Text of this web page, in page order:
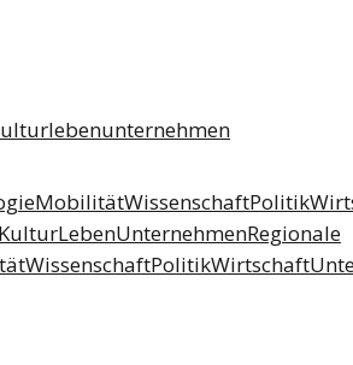
lebenunternehmen
MobilitätWissenschaftPolitik
KulturLebenUnternehmenRegionale
WissenschaftPolitikWirtschaft